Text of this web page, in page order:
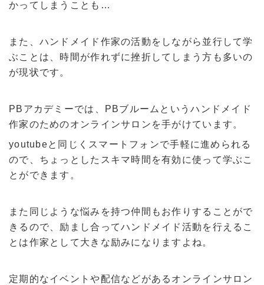
かってしまうことも…
また、ハンドメイド作家の活動をしながら並行して学
ぶことは、時間が作れずに挫折してしまう方も多いの
が現状です。
PBアカデミーでは、PBブルームというハンドメイド
作家のためのオンラインサロンを手がけています。
youtubeと同じくスマートフォンで手軽に進められる
ので、ちょっとしたスキマ時間を有効に使って学ぶこ
とができます。
また同じような悩みを持つ仲間もお作りすることがで
きるので、励まし合ってハンドメイド活動を行えるこ
とは作家として大きな励みになりますよね。
定期的なイベントや配信などがあるオンラインサロン